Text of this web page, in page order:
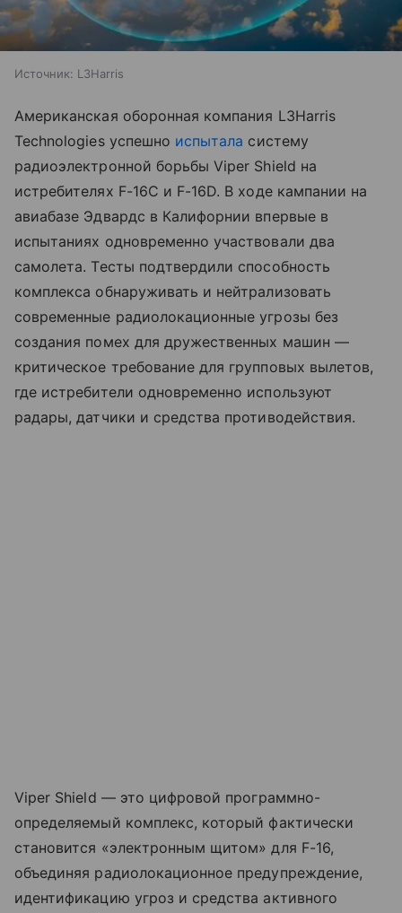
Источник: L3Harris
Американская оборонная компания L3Harris
Technologies успешно испытала систему
радиоэлектронной борьбы Viper Shield на
истребителях F-16C и F-16D. В ходе кампании на
авиабазе Эдвардс в Калифорнии впервые в
испытаниях одновременно участвовали два
самолета. Тесты подтвердили способность
комплекса обнаруживать и нейтрализовать
современные радиолокационные угрозы без
создания помех для дружественных машин —
критическое требование для групповых вылетов,
где истребители одновременно используют
радары, датчики и средства противодействия.
Viper Shield — это цифровой программно-
определяемый комплекс, который фактически
становится «электронным щитом» для F-16,
объединяя радиолокационное предупреждение,
идентификацию угроз и средства активного